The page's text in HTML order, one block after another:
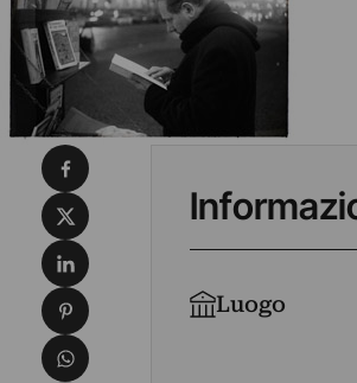
Luogo
Condividi su Facebook
Condividi su X
Condividi su LinkedIn
Condividi su Pinterest
Condividi su WhatsApp